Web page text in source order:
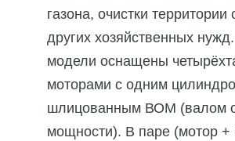
газона, очистки территории
других хозяйственных
модели оснащены
моторами с одним
шлицованным ВОМ (валом
мощности). В паре (мотор